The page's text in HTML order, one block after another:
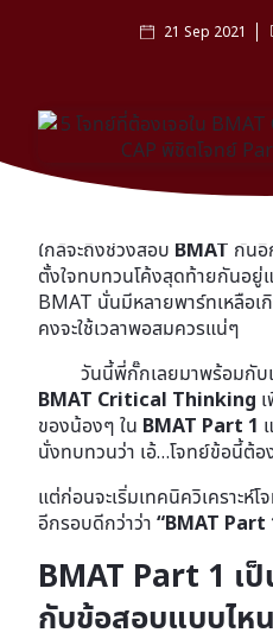
21 Sep 2021
ใกล้จะถึงช่วงสอบ BMAT กันอี
ตั้งใจทบทวนโค้งสุดท้ายกันอยู่
BMAT นั่นมีหลายพาร์ทเหลือเ
คงจะใช้เวลาพอสมควรแน่ๆ
วันนี้พี่กั๊กเลยมาพร้อมกับเ
BMAT Critical Thinking
ของน้องๆ ใน BMAT Part 1
นั่งทบทวนว่า เอ้…โจทย์ข้อนี้ต้อง
แต่ก่อนจะเริ่มเทคนิควิเคราะห์
อีกรอบดีกว่าว่า “BMAT Part
BMAT Part 1 เป็
กับข้อสอบแบบไห